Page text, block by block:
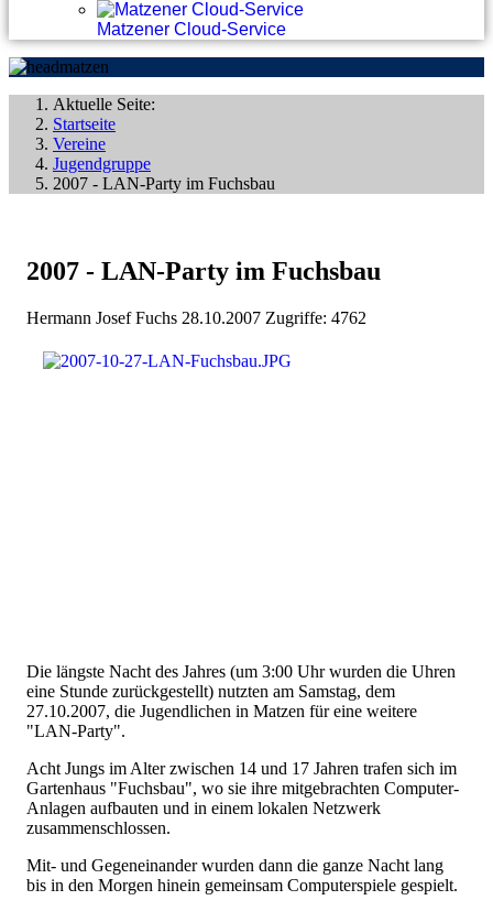
Matzener Cloud-Service
Aktuelle Seite:
Startseite
Vereine
Jugendgruppe
2007 - LAN-Party im Fuchsbau
2007 - LAN-Party im Fuchsbau
Hermann Josef Fuchs 28.10.2007 Zugriffe: 4762
Die längste Nacht des Jahres (um 3:00 Uhr wurden die Uhren
eine Stunde zurückgestellt) nutzten am Samstag, dem
27.10.2007, die Jugendlichen in Matzen für eine weitere
"LAN-Party".
Acht Jungs im Alter zwischen 14 und 17 Jahren trafen sich im
Gartenhaus "Fuchsbau", wo sie ihre mitgebrachten Computer-
Anlagen aufbauten und in einem lokalen Netzwerk
zusammenschlossen.
Mit- und Gegeneinander wurden dann die ganze Nacht lang
bis in den Morgen hinein gemeinsam Computerspiele gespielt.